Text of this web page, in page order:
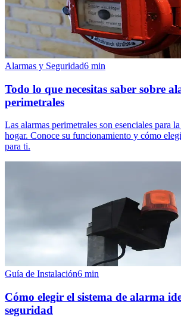
Alarmas y Seguridad6 min
Todo lo que necesitas saber sobre
perimetrales
Las alarmas perimetrales son esenciales para
hogar. Conoce su funcionamiento y cómo
para ti.
Guía de Instalación6 min
Cómo elegir el sistema de alarma
seguridad